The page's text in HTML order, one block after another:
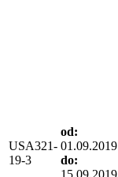
USA321-
19-3
od:
01.09.2019
do:
15.09.2019